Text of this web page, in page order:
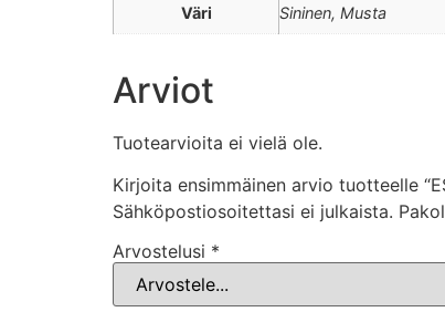
Väri Sininen, Musta
Arviot
Tuotearvioita ei vielä ole.
Kirjoita ensimmäinen arvio tuotteelle
Sähköpostiosoitettasi ei julkaista.
Arvostelusi *